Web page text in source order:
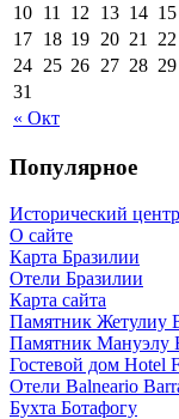
« Окт
10 11 12 13 14 15
17 18 19 20 21 22
24 25 26 27 28 29
31
Популярное
Исторический
О сайте
Карта Бразилии
Отели Бразилии
Карта сайта
Памятник Жетулиу
Памятник Мануэлу
Гостевой дом Hotel
Отели Balneario
Бухта Ботафогу